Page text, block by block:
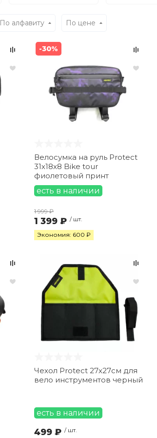
По алфавиту По цене
-30%
Велосумка на руль Protect
31х18х8 Bike tour
фиолетовый принт
есть в наличии
1 999 ₽
1 399 ₽ / шт.
Экономия: 600 ₽
Чехол Protect 27х27см для
вело инструментов черный
есть в наличии
499 ₽ / шт.